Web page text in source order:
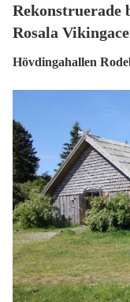
Rekonstruerade
Rosala
Hövdingahallen